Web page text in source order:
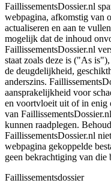
FaillissementsDossier.nl
webpagina, afkomstig van
actualiseren en aan te
mogelijk dat de inhoud
FaillissementsDossier.nl
staat zoals deze is ("As
de deugdelijkheid,
anderszins.
aansprakelijkheid voor
en voortvloeit uit of in enig
van
kunnen raadplegen.
FaillissementsDossier.nl
webpagina gekoppelde
geen bekrachtiging van die
Faillissementsdossier